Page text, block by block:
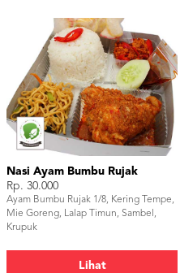
Nasi Ayam Bumbu Rujak
Rp. 30.000
Ayam Bumbu Rujak 1/8, Kering Tempe,
Mie Goreng, Lalap Timun, Sambel,
Krupuk
Lihat